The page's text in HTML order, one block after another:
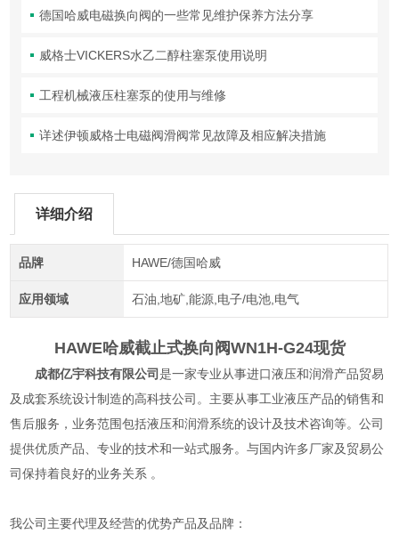
德国哈威电磁换向阀的一些常见维护保养方法分享
威格士VICKERS水乙二醇柱塞泵使用说明
工程机械液压柱塞泵的使用与维修
详述伊顿威格士电磁阀滑阀常见故障及相应解决措施
详细介绍
品牌 HAWE/德国哈威
应用领域 石油,地矿,能源,电子/电池,电气
HAWE哈威截止式换向阀WN1H-G24现货
成都亿宇科技有限公司是一家专业从事进口液压和润滑产品贸易
及成套系统设计制造的高科技公司。主要从事工业液压产品的销售和
售后服务，业务范围包括液压和润滑系统的设计及技术咨询等。公司
提供优质产品、专业的技术和一站式服务。与国内许多厂家及贸易公
司保持着良好的业务关系 。
我公司主要代理及经营的优势产品及品牌：